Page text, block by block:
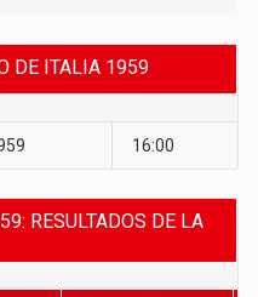
DE ITALIA 1959
16:00
RESULTADOS DE LA